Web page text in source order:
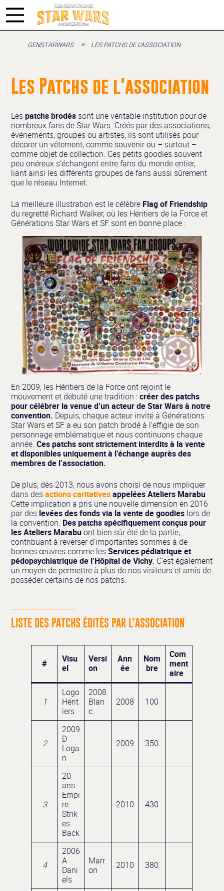
GENSTARWARS LES PATCHS DE L’ASSOCIATION
Les Patchs de l'association
Lespatchs brodés sont une véritable institution pour de
nombreux fans de Star Wars. Créés par des associations,
événements, groupes ou artistes, ils sont utilisés pour
décorer un vêtement, comme souvenir ou – surtout –
comme objet de collection. Ces petits goodies souvent
peu onéreux s’échangent entre fans du monde entier,
liant ainsi les différents groupes de fans aussi sûrement
que le réseau Internet.
La meilleure illustration est le célèbre Flag of Friendship
du regretté Richard Walker, où les Héritiers de la Force et
Générations Star Wars et SF sont en bonne place :
En 2009, les Héritiers de la Force ont rejoint le
mouvement et débuté une tradition :créer des patchs
pour célébrer la venue d’un acteur de Star Wars à notre
convention. Depuis, chaque acteur invité à Générations
Star Wars et SF a eu son patch brodé à l’effigie de son
personnage emblématique et nous continuons chaque
année.Ces patchs sont strictement interdits à la vente
et disponibles uniquement à l’échange auprès des
membres de l’association.
De plus, dès 2013, nous avons choisi de nous impliquer
dans desactions caritatives appelées Ateliers Marabu.
Cette implication a pris une nouvelle dimension en 2016
par des levées des fonds via la vente de goodies lors de
la convention. Des patchs spécifiquement conçus pour
les Ateliers Marabuont bien sûr été de la partie,
contribuant à reverser d’importantes sommes à de
bonnes œuvres comme lesServices pédiatrique et
pédopsychiatrique de l’Hôpital de Vichy. C’est également
un moyen de permettre à plus de nos visiteurs et amis de
posséder certains de nos patchs.
LISTE DES PATCHS ÉDITÉS PAR L’ASSOCIATION
#
Visu
el
Versi
on
Ann
ée
Nom
bre
Com
ment
aire
1
Logo
Hérit
iers
2008
Blan
c
2008 100
2
2009
D
Loga
n
2009 350
3
20
ans
Empi
re
Strik
es
Back
2010 430
4
2006
A
Dani
els
Marr
on
2010 380